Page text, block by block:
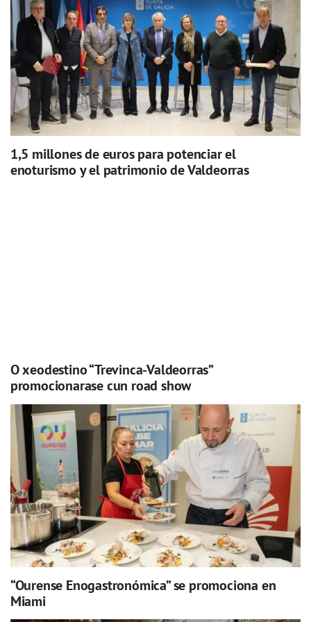
1,5 millones de euros para potenciar el
enoturismo y el patrimonio de Valdeorras
O xeodestino “Trevinca-Valdeorras”
promocionarase cun road show
“Ourense Enogastronómica” se promociona en
Miami